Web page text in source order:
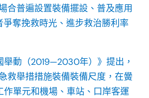
合普遍設置裝備擺設、普及應用
爭奪挽救時光、進步救治勝利率
動（2019—2030年）》提出，
救舉措措施裝備裝備尺度，在黌
作單元和機場、車站、口岸客運